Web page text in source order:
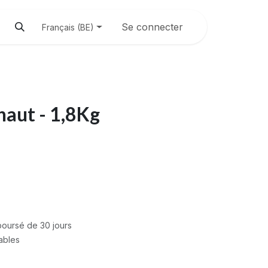
Français (BE) Se connecter
- 1,8Kg
de 30 jours